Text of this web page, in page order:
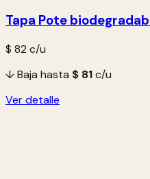
Tapa Pote
$ 82 c/u
↓ Baja hasta $ 81c/u
Ver detalle